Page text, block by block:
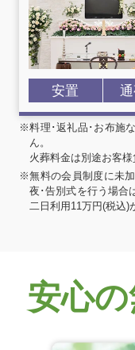
安置
※料理･返礼品･お布施
ん。
火葬料金は別途お客様
※無料の会員制度に未
夜･告別式を行う場合
二日利用11万円(税込)
安心